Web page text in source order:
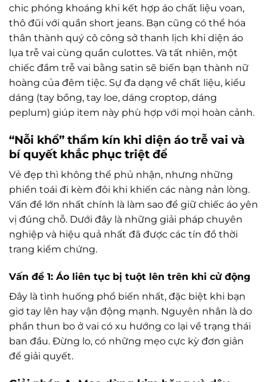
chic phóng khoáng khi kết hợp áo chất liệu voan,
thô đũi với quần short jeans. Bạn cũng có thể hóa
thân thành quý cô công sở thanh lịch khi diện áo
lụa trễ vai cùng quần culottes. Và tất nhiên, một
chiếc đầm trễ vai bằng satin sẽ biến bạn thành nữ
hoàng của đêm tiệc. Sự đa dạng về chất liệu, kiểu
dáng (tay bồng, tay loe, dáng croptop, dáng
peplum) giúp item này phù hợp với mọi hoàn cảnh.
“Nỗi khổ” thầm kín khi diện áo trễ vai và
bí quyết khắc phục triệt để
Vẻ đẹp thì không thể phủ nhận, nhưng những
phiền toái đi kèm đôi khi khiến các nàng nản lòng.
Vấn đề lớn nhất chính là làm sao để giữ chiếc áo yên
vị đúng chỗ. Dưới đây là những giải pháp chuyên
nghiệp và hiệu quả nhất đã được các tín đồ thời
trang kiểm chứng.
Vấn đề 1: Áo liên tục bị tuột lên trên khi cử động
Đây là tình huống phổ biến nhất, đặc biệt khi bạn
giơ tay lên hay vận động mạnh. Nguyên nhân là do
phần thun bo ở vai có xu hướng co lại về trạng thái
ban đầu. Đừng lo, có những mẹo cực kỳ đơn giản
để giải quyết.